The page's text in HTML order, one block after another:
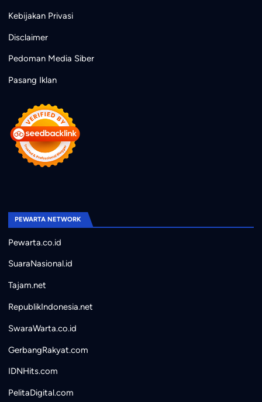
Kebijakan Privasi
Disclaimer
Pedoman Media Siber
Pasang Iklan
PEWARTA NETWORK
Pewarta.co.id
SuaraNasional.id
Tajam.net
RepublikIndonesia.net
SwaraWarta.co.id
GerbangRakyat.com
IDNHits.com
PelitaDigital.com